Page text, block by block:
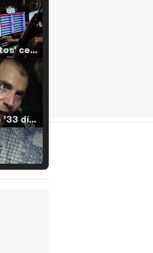
'120 Minutos' celebra sus 2.000 programas en Telemadrid con un vídeo del día a día en la redacción
Tráiler de '33 días', la nueva serie de Atresplayer con Julián Villagrán y José Manuel Poga